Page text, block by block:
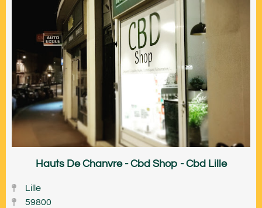
Hauts De Chanvre - Cbd Shop - Cbd Lille
Lille
59800